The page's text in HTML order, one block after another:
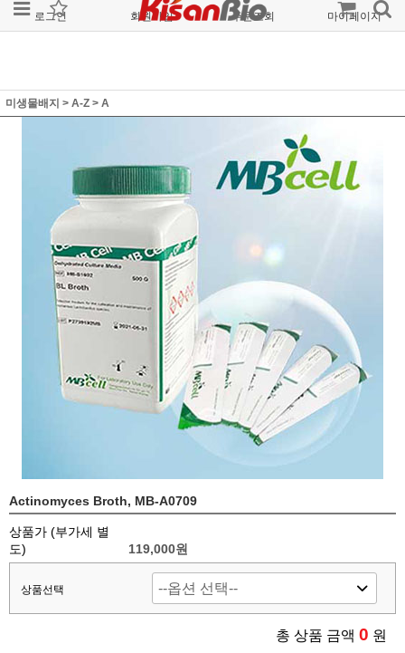
로그인 회원가입 주문조회 마이페이지
미생물배지 > A-Z > A
Actinomyces Broth, MB-A0709
상품가 (부가세 별
도)
119,000원
상품선택
총 상품 금액 0 원